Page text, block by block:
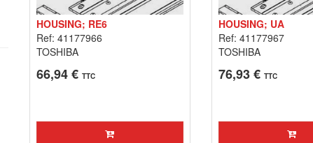
HOUSING; RE6
Ref: 41177966
TOSHIBA
66,94 € TTC
HOUSING; UA
Ref: 41177967
TOSHIBA
76,93 € TTC